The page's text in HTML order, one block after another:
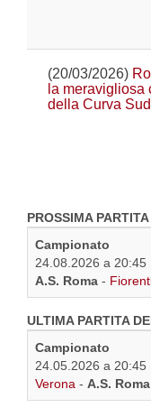
(20/03/2026)
la meravigliosa
della Curva Sud
PROSSIMA
Campionato
24.08.2026 a 20:45
A.S. Roma -
ULTIMA PARTITA
Campionato
24.05.2026 a 20:45
Verona - A.S. Roma